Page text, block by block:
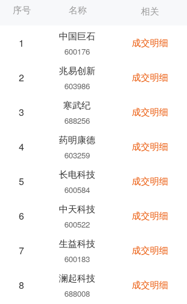
序号 名称
1
中国巨石
600176
2
兆易创新
603986
3
寒武纪
688256
4
药明康德
603259
5
长电科技
600584
6
中天科技
600522
7
生益科技
600183
8
澜起科技
688008
相关
成交明细
成交明细
成交明细
成交明细
成交明细
成交明细
成交明细
成交明细